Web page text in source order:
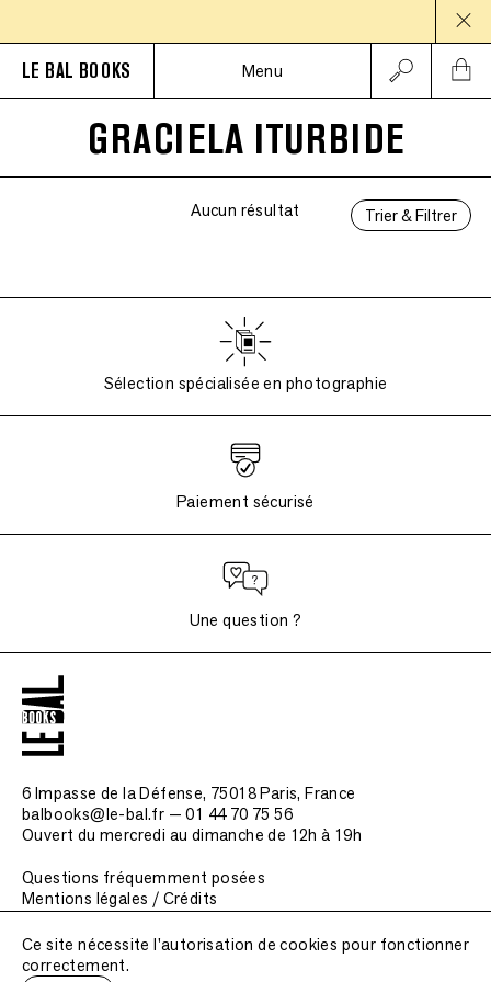
LE BAL BOOKS Menu
GRACIELA ITURBIDE
Trier & Filtrer
Aucun résultat
Sélection spécialisée en photographie
Paiement sécurisé
Une question ?
6 Impasse de la Défense, 75018 Paris, France
balbooks@le-bal.fr — 01 44 70 75 56
Ouvert du mercredi au dimanche de 12h à 19h
Questions fréquemment posées
Mentions légales / Crédits
Soumettre une publication
Ce site nécessite l'autorisation de cookies pour fonctionner
correctement.